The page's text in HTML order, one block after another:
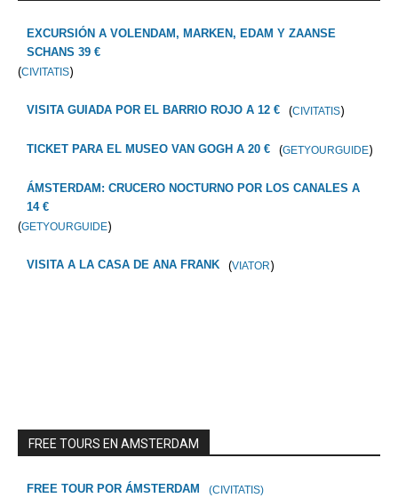
EXCURSIÓN A VOLENDAM, MARKEN, EDAM Y ZAANSE
SCHANS 39 €
(CIVITATIS)
VISITA GUIADA POR EL BARRIO ROJO A 12 € (CIVITATIS)
TICKET PARA EL MUSEO VAN GOGH A 20 € (GETYOURGUIDE)
ÁMSTERDAM: CRUCERO NOCTURNO POR LOS CANALES A
14 €
(GETYOURGUIDE)
VISITA A LA CASA DE ANA FRANK (VIATOR)
FREE TOURS EN AMSTERDAM
FREE TOUR POR ÁMSTERDAM (CIVITATIS)